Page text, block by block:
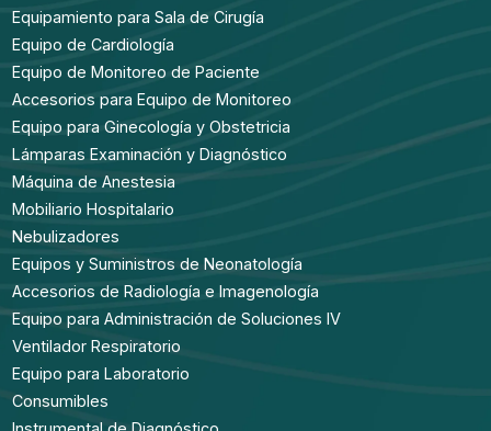
Equipamiento para Sala de Cirugía
Equipo de Cardiología
Equipo de Monitoreo de Paciente
Accesorios para Equipo de Monitoreo
Equipo para Ginecología y Obstetricia
Lámparas Examinación y Diagnóstico
Máquina de Anestesia
Mobiliario Hospitalario
Nebulizadores
Equipos y Suministros de Neonatología
Accesorios de Radiología e Imagenología
Equipo para Administración de Soluciones IV
Ventilador Respiratorio
Equipo para Laboratorio
Consumibles